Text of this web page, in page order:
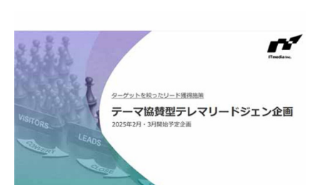
セミナー情報/ブログ